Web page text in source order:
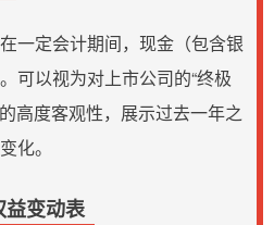
一定会计期间，现金（包含银
可以视为对上市公司的“终极
高度客观性，展示过去一年之
化。
变动表